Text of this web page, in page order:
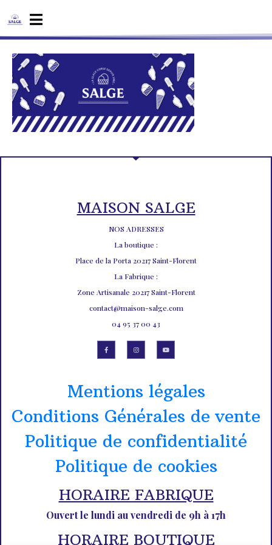
MAISON SALGE
NOS ADRESSES
La boutique :
Place de la Porta 20217 Saint-Florent
La Fabrique :
Zone Artisanale 20217 Saint-Florent
contact@maison-salge.com
04 95 37 00 43
Mentions légales
Conditions Générales de vente
Politique de confidentialité
Politique de cookies
HORAIRE FABRIQUE
Ouvert le lundi au vendredi de 9h à 17h
HORAIRE BOUTIQUE